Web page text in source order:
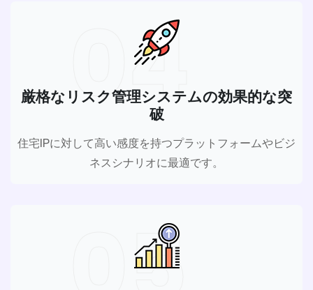
04
厳格なリスク管理システムの効果的な突
破
住宅IPに対して高い感度を持つプラットフォームやビジ
ネスシナリオに最適です。